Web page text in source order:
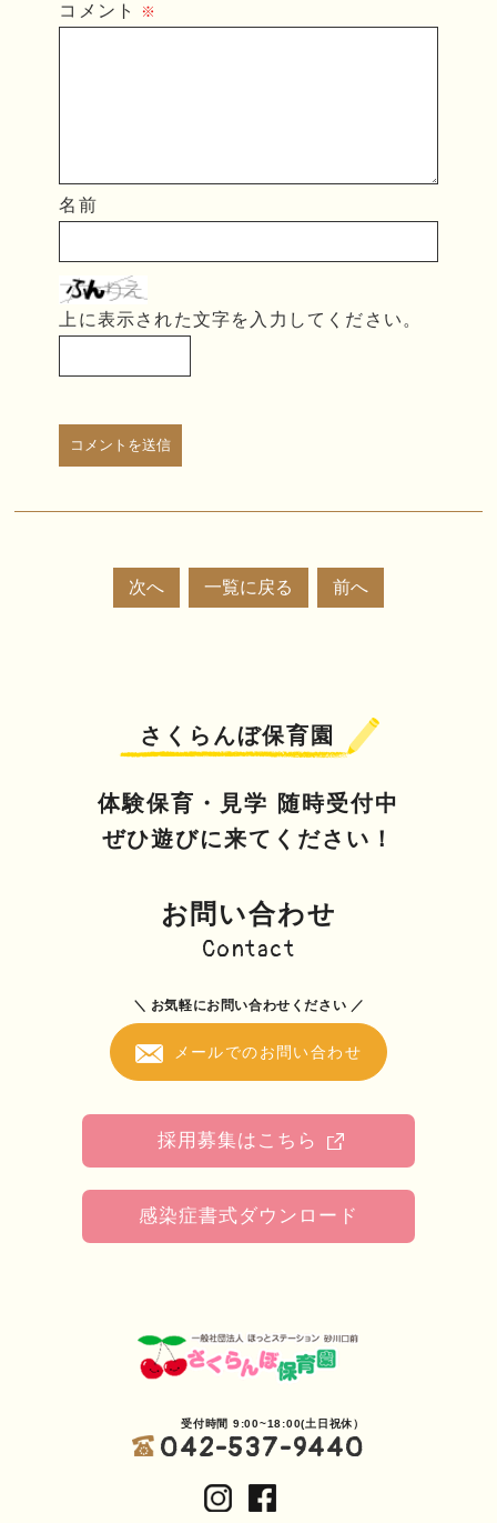
コメント ※
名前
上に表示された文字を入力してください。
次へ 一覧に戻る 前へ
さくらんぼ保育園
体験保育・見学 随時受付中
ぜひ遊びに来てください！
お問い合わせ
Contact
＼ お気軽にお問い合わせください ／
メールでのお問い合わせ
採用募集はこちら
感染症書式ダウンロード
受付時間 9:00~18:00(土日祝休）
042-537-9440